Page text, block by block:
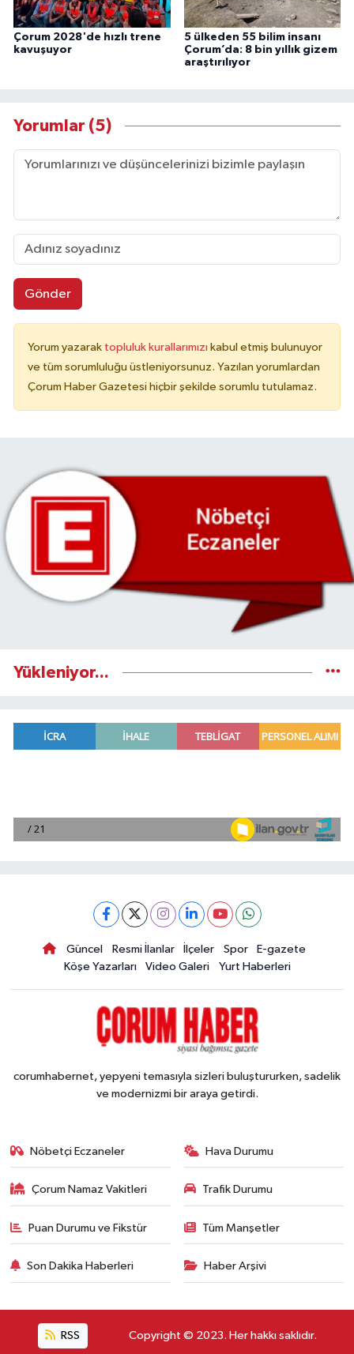
Çorum 2028'de hızlı trene
kavuşuyor
5 ülkeden 55 bilim insanı
Çorum’da: 8 bin yıllık gizem
araştırılıyor
Yorumlar (5)
Gönder
Yorum yazarak topluluk kurallarımızı kabul etmiş bulunuyor
ve tüm sorumluluğu üstleniyorsunuz. Yazılan yorumlardan
Çorum Haber Gazetesi hiçbir şekilde sorumlu tutulamaz.
Yükleniyor...
Güncel Resmi İlanlar İlçeler Spor
E-gazete
Köşe Yazarları
Video Galeri Yurt Haberleri
corumhabernet, yepyeni temasıyla sizleri buluştururken, sadelik
ve modernizmi bir araya getirdi.
Nöbetçi Eczaneler Hava Durumu
Çorum Namaz Vakitleri Trafik Durumu
Puan Durumu ve Fikstür Tüm Manşetler
Son Dakika Haberleri Haber Arşivi
RSS Copyright © 2023. Her hakkı saklıdır.